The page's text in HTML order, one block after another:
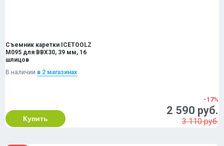
Съемник каретки ICETOOLZ
M095 для BBX30, 39 мм, 16
шлицов
В наличии в 2 магазинах
Купить
-17%
2 590 руб.
3 110 руб.